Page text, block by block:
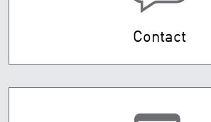
Contact